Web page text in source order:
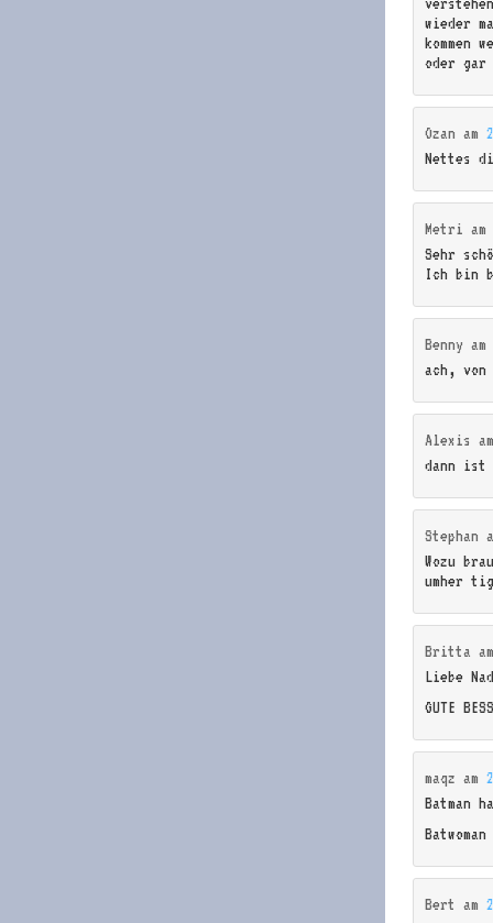
wieder
kommen
oder gar
Ozan am
Nettes
Metri am
Sehr
Ich bin
Benny am
ach,
Alexis
dann ist
Stephan
Wozu
umher
Britta
Liebe
GUTE
maqz am
Batman
Bert am